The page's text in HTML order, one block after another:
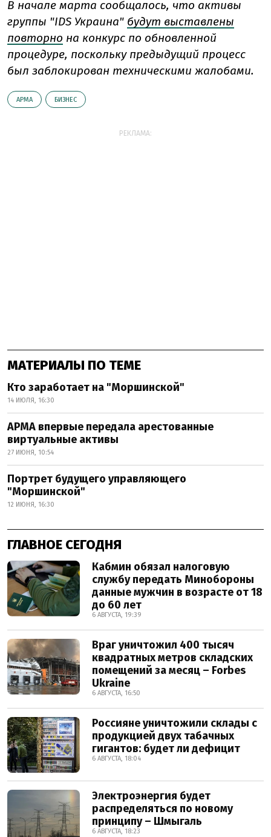
В начале марта сообщалось, что активы
группы "IDS Украина" будут выставлены
повторно на конкурс по обновленной
процедуре, поскольку предыдущий процесс
был заблокирован техническими жалобами.
АРМА БИЗНЕС
РЕКЛАМА:
МАТЕРИАЛЫ ПО ТЕМЕ
Кто заработает на "Моршинской"
14 ИЮЛЯ, 16:30
АРМА впервые передала арестованные
виртуальные активы
27 ИЮНЯ, 10:54
Портрет будущего управляющего
"Моршинской"
12 ИЮНЯ, 16:30
ГЛАВНОЕ СЕГОДНЯ
Кабмин обязал налоговую
службу передать Минобороны
данные мужчин в возрасте от 18
до 60 лет
6 АВГУСТА, 19:39
Враг уничтожил 400 тысяч
квадратных метров складских
помещений за месяц – Forbes
Ukraine
6 АВГУСТА, 16:50
Россияне уничтожили склады с
продукцией двух табачных
гигантов: будет ли дефицит
6 АВГУСТА, 18:04
Электроэнергия будет
распределяться по новому
принципу – Шмыгаль
6 АВГУСТА, 18:23